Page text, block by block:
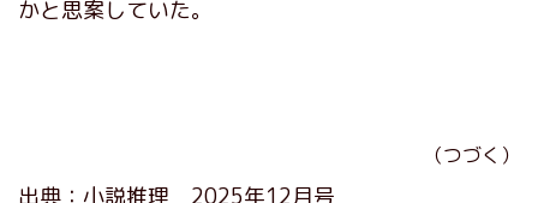
かと思案していた。
（つづく）
出典： 小説推理 2025年12月号